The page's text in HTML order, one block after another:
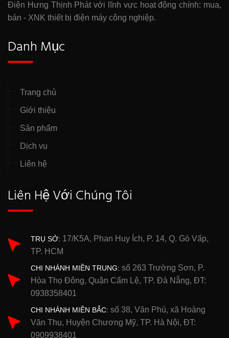
Điện Hưng Thịnh Phát với lĩnh vực hoạt động chính: mua,
bán - XNK thiết bị điện máy công nghiệp.
Danh Mục
Trang chủ
Giới thiệu
Sản phẩm
Dịch vụ
Liên hệ
Liên Hệ Với Chúng Tôi
TRỤ SỞ: 17/K5A, Phan Huy Ích, P. 14, Q. Gò Vấp,
TP. HCM
CHI NHÁNH MIỀN TRUNG: số 263 Trường Sơn, P.
Hòa Thọ Đông, Quận Cẩm Lệ, TP. Đà Nẵng, ĐT:
0938358401
CHI NHÁNH MIỀN BẮC: số 38, Văn Phú, xã Hoàng
Văn Thụ, Huyện Chương Mỹ, TP. Hà Nội, ĐT:
0909938401